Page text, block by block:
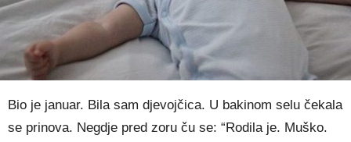
Bio je januar. Bila sam djevojčica. U bakinom selu čekala
se prinova. Negdje pred zoru ču se: “Rodila je. Muško.